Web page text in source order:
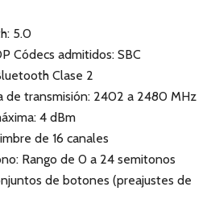
5.0
Códecs admitidos: SBC
Clase 2
de transmisión: 2402 a 2480 MHz
4 dBm
de 16 canales
Rango de 0 a 24 semitonos
de botones (preajustes de